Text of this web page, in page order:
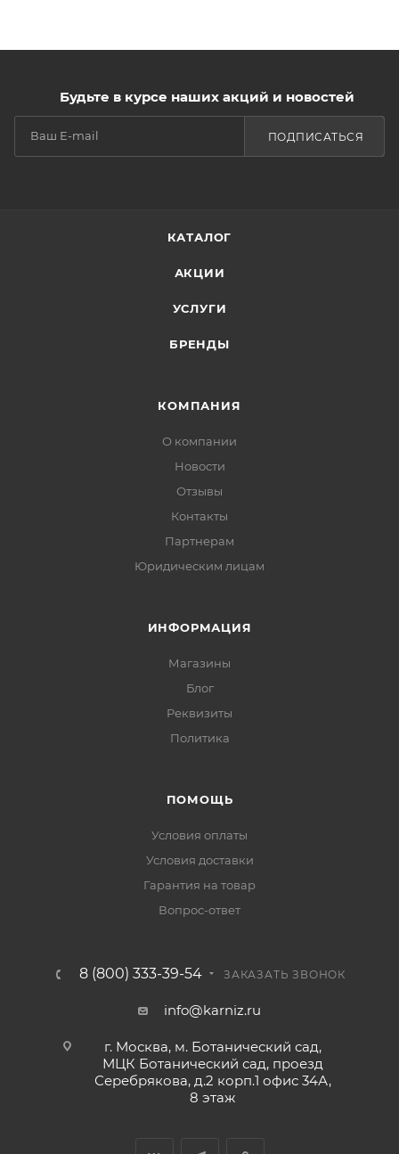
Будьте в курсе наших акций и новостей
ПОДПИСАТЬСЯ
КАТАЛОГ
АКЦИИ
УСЛУГИ
БРЕНДЫ
КОМПАНИЯ
О компании
Новости
Отзывы
Контакты
Партнерам
Юридическим лицам
ИНФОРМАЦИЯ
Магазины
Блог
Реквизиты
Политика
ПОМОЩЬ
Условия оплаты
Условия доставки
Гарантия на товар
Вопрос-ответ
8 (800) 333-39-54 ЗАКАЗАТЬ ЗВОНОК
info@karniz.ru
г. Москва, м. Ботанический сад,
МЦК Ботанический сад, проезд
Серебрякова, д.2 корп.1 офис 34А,
8 этаж